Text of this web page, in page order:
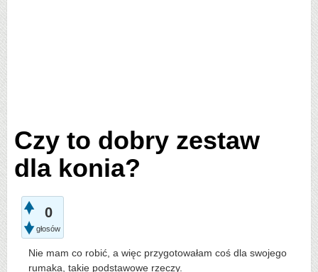
Czy to dobry zestaw
dla konia?
0
głosów
Nie mam co robić, a więc przygotowałam coś dla swojego
rumaka, takie podstawowe rzeczy.